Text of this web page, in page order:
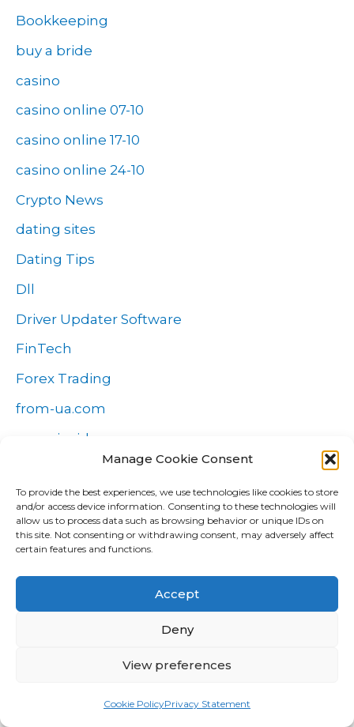
Manage Cookie Consent
To provide the best experiences, we use technologies like cookies to store
and/or access device information. Consenting to these technologies will
allow us to process data such as browsing behavior or unique IDs on
this site. Not consenting or withdrawing consent, may adversely affect
certain features and functions.
Accept
Deny
View preferences
Cookie PolicyPrivacy Statement
Bookkeeping
buy a bride
casino
casino online 07-10
casino online 17-10
casino online 24-10
Crypto News
dating sites
Dating Tips
Dll
Driver Updater Software
FinTech
Forex Trading
from-ua.com
gameinside.ua
GG.Bet
guide
guide for brides